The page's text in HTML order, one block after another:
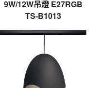
9W/12W吊燈 E27RGB
TS-B1013